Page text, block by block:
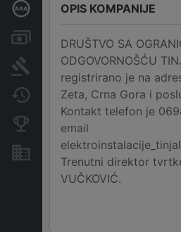
Dubinska bonitetna ocjena
Računi i blokade
Arhiva sudskih objava
Promjene
Konkurentne kompanije
Nekretnine i imovina
OPIS KOMPANIJE
DRUŠTVO SA
ODGOVORNOŠĆU
registrirano je na
Zeta, Crna Gora i
Kontakt telefon je
email
Trenutni direktor
VUČKOVIĆ.